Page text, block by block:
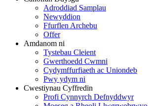
Adroddiad Samplau
Newyddion
Ffurflen Archebu
Offer
Amdanom ni
Tystebau Cleient
Gwerthoedd Cwmni
Cydymffurfiaeth ac Uniondeb
Pwy ydym ni
Cwestiynau Cyffredin
Profi Cynnyrch Defnyddwyr